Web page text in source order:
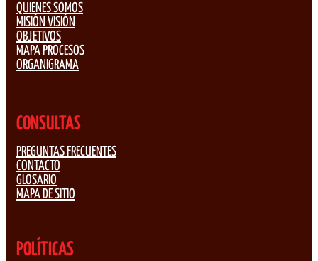
QUIENES SOMOS
MISIÓN VISIÓN
OBJETIVOS
MAPA PROCESOS
ORGANIGRAMA
CONSULTAS
PREGUNTAS FRECUENTES
CONTACTO
GLOSARIO
MAPA DE SITIO
POLÍTICAS